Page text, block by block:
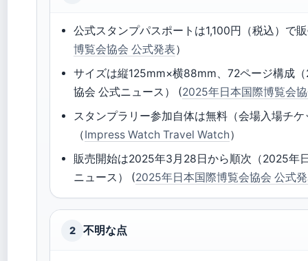
公式スタンプパスポートは1,100円（税込）で
博覧会協会 公式発表）
サイズは縦125mm×横88mm、72ページ構成
協会 公式ニュース） (2025年日本国際博覧会
スタンプラリー参加自体は無料（会場入場チ
（Impress Watch Travel Watch）
販売開始は2025年3月28日から順次（2025年
ニュース） (2025年日本国際博覧会協会 公式
2 不明な点